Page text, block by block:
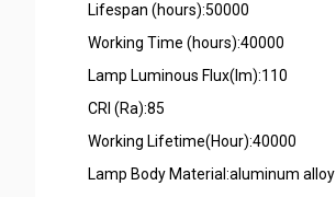
Lifespan (hours):50000
Working Time (hours):40000
Lamp Luminous Flux(lm):110
CRI (Ra):85
Working Lifetime(Hour):40000
Lamp Body Material:aluminum alloy